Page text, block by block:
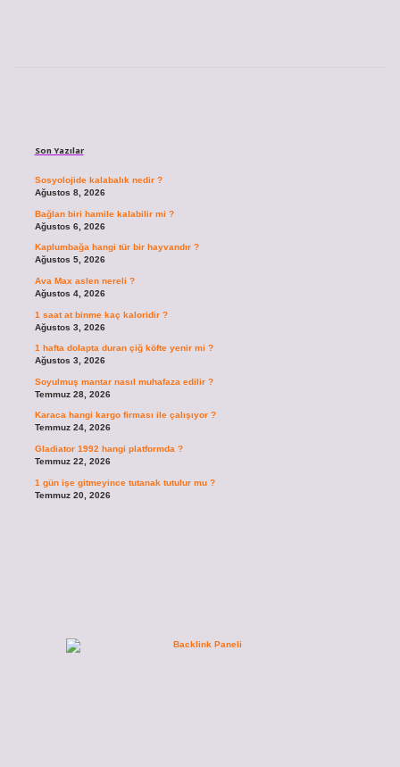
Son Yazılar
Sosyolojide kalabalık nedir ?
Ağustos 8, 2026
Bağlan biri hamile kalabilir mi ?
Ağustos 6, 2026
Kaplumbağa hangi tür bir hayvandır ?
Ağustos 5, 2026
Ava Max aslen nereli ?
Ağustos 4, 2026
1 saat at binme kaç kaloridir ?
Ağustos 3, 2026
1 hafta dolapta duran çiğ köfte yenir mi ?
Ağustos 3, 2026
Soyulmuş mantar nasıl muhafaza edilir ?
Temmuz 28, 2026
Karaca hangi kargo firması ile çalışıyor ?
Temmuz 24, 2026
Gladiator 1992 hangi platformda ?
Temmuz 22, 2026
1 gün işe gitmeyince tutanak tutulur mu ?
Temmuz 20, 2026